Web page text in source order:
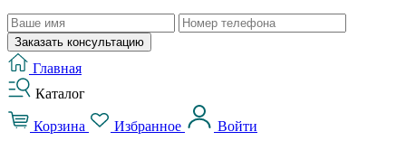
Заказать консультацию
Главная
Каталог
Корзина Избранное Войти